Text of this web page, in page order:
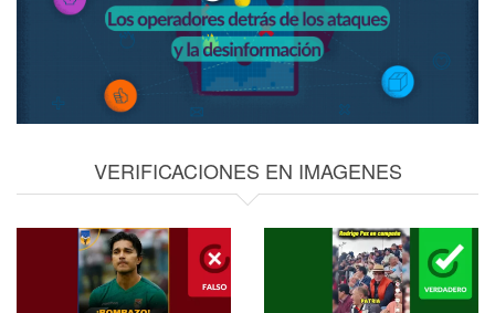
VERIFICACIONES EN IMAGENES